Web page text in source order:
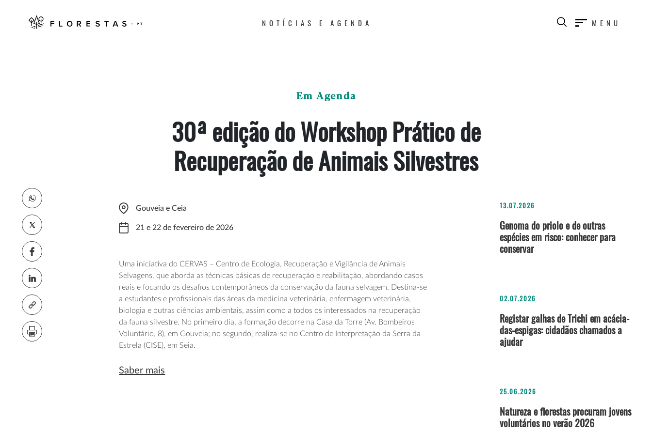
NOTÍCIAS E AGENDA MENU
Em Agenda
30ª edição do Workshop Prático de
Recuperação de Animais Silvestres
Gouveia e Ceia
21 e 22 de fevereiro de 2026
Uma iniciativa do CERVAS – Centro de Ecologia, Recuperação e Vigilância de Animais
Selvagens, que aborda as técnicas básicas de recuperação e reabilitação, abordando casos
reais e focando os desafios contemporâneos da conservação da fauna selvagem. Destina-se
a estudantes e profissionais das áreas da medicina veterinária, enfermagem veterinária,
biologia e outras ciências ambientais, assim como a todos os interessados na recuperação
da fauna silvestre. No primeiro dia, a formação decorre na Casa da Torre (Av. Bombeiros
Voluntário, 8), em Gouveia; no segundo, realiza-se no Centro de Interpretação da Serra da
Estrela (CISE), em Seia.
Saber mais
13.07.2026
Genoma do priolo e de outras
espécies em risco: conhecer para
conservar
02.07.2026
Registar galhas de Trichi em acácia-
das-espigas: cidadãos chamados a
ajudar
25.06.2026
Natureza e florestas procuram jovens
voluntários no verão 2026